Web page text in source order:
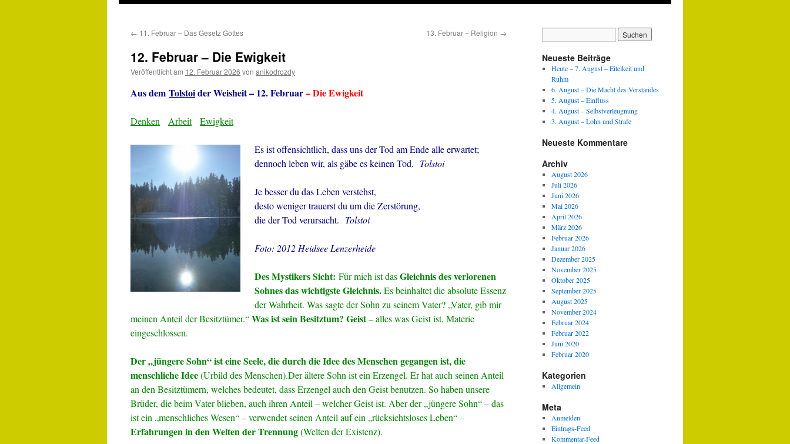
← 11. Februar – Das Gesetz Gottes 13. Februar – Religion →
12. Februar – Die Ewigkeit
Veröffentlicht am 12. Februar 2026 von anikodrozdy
Aus dem Tolstoider Weisheit – 12. Februar– Die Ewigkeit
Denken Arbeit Ewigkeit
Es ist offensichtlich, dass uns der Tod am Ende alle erwartet;
dennoch leben wir, als gäbe es keinen Tod. Tolstoi
Je besser du das Leben verstehst,
desto weniger trauerst du um die Zerstörung,
die der Tod verursacht. Tolstoi
Foto: 2012 Heidsee Lenzerheide
Des Mystikers Sicht: Für mich ist dasGleichnis des verlorenen
Sohnes das wichtigste Gleichnis.Es beinhaltet die absolute Essenz
der Wahrheit. Was sagte der Sohn zu seinem Vater? „Vater, gib mir
meinen Anteil der Besitztümer.“Was ist sein Besitztum? Geist– alles was Geist ist, Materie
eingeschlossen.
Der „jüngere Sohn“ ist eine Seele, die durch die Idee des Menschen gegangenist,die
menschliche Idee(Urbild des Menschen).Der ältere Sohn ist ein Erzengel. Er hat auch seinen Anteil
an den Besitztümern, welches bedeutet, dass Erzengel auch den Geist benutzen. So haben unsere
Brüder, die beim Vater blieben, auch ihren Anteil – welcher Geist ist. Aber der „jüngere Sohn“ – das
ist ein „menschliches Wesen“ – verwendet seinen Anteil auf ein „rücksichtsloses Leben“ –
Erfahrungen in den Welten der Trennung(Welten der Existenz).
Neueste Beiträge
Heute – 7. August – Eitelkeit und
Ruhm
6. August – Die Macht des Verstandes
5. August – Einfluss
4. August – Selbstverleugnung
3. August – Lohn und Strafe
Neueste Kommentare
Archiv
August 2026
Juli 2026
Juni 2026
Mai 2026
April 2026
März 2026
Februar 2026
Januar 2026
Dezember 2025
November 2025
Oktober 2025
September 2025
August 2025
November 2024
Februar 2024
Februar 2022
Juni 2020
Februar 2020
Kategorien
Allgemein
Meta
Anmelden
Eintrags-Feed
Kommentar-Feed